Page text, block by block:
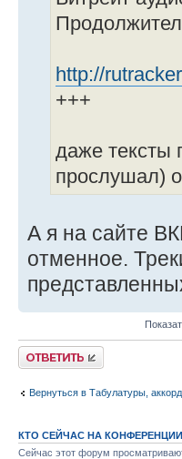
http://
+++
даже тексты
прослушал)
А я на сайте
отменное.
Ответить
Вернуться в Табулатуры,
КТО СЕЙЧАС НА КОНФЕРЕНЦИИ
Сейчас этот форум